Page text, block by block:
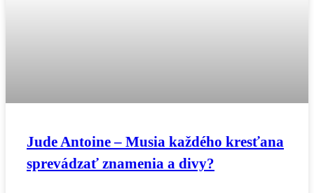
Jude Antoine – Musia každého kresťana
sprevádzať znamenia a divy?